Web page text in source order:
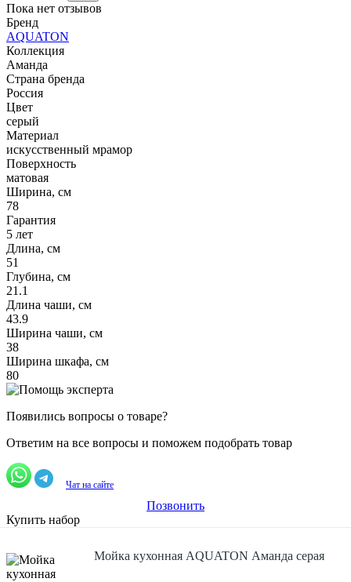
Пока нет отзывов
Бренд
AQUATON
Коллекция
Аманда
Страна бренда
Россия
Цвет
серый
Материал
искусственный мрамор
Поверхность
матовая
Ширина, см
78
Гарантия
5 лет
Длина, см
51
Глубина, см
21.1
Длина чаши, см
43.9
Ширина чаши, см
38
Ширина шкафа, см
80
Появились вопросы о товаре?
Ответим на все вопросы и поможем подобрать товар
Чат на сайте
Позвонить
Купить набор
Мойка кухонная AQUATON Аманда серая